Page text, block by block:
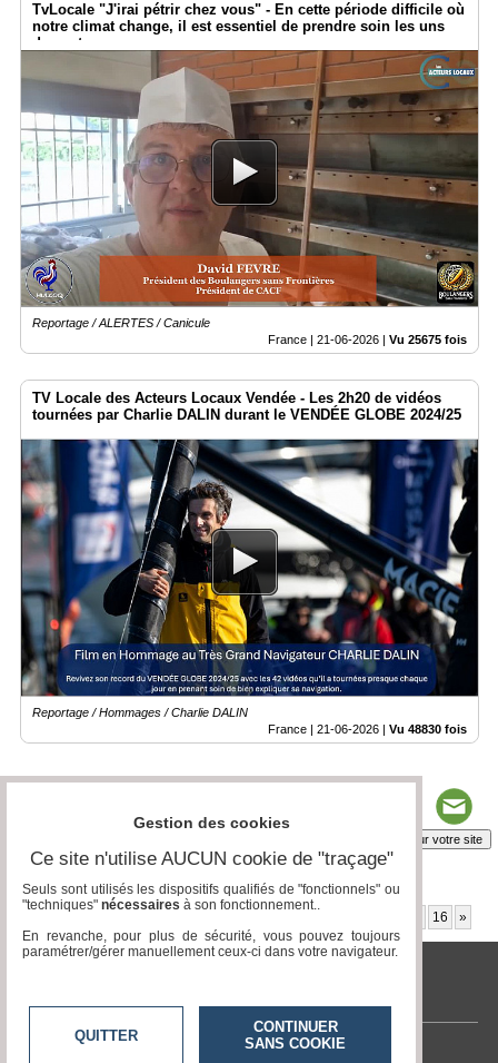
TvLocale "J'irai pétrir chez vous" - ​En cette période difficile où
notre climat change, il est essentiel de prendre soin les uns
des autres.
Reportage / ALERTES / Canicule
France | 21-06-2026 Vu 25675 fois
TV Locale des Acteurs Locaux Vendée - Les 2h20 de vidéos
tournées par Charlie DALIN durant le VENDÉE GLOBE 2024/25
Reportage / Hommages / Charlie DALIN
France | 21-06-2026 | Vu 48830 fois
Insérez sur votre site
Page 1 / 61 16 »
tvlocale.fr
Gestion des cookies
Ce site n'utilise AUCUN cookie de "traçage"
Seuls sont utilisés les dispositifs qualifiés de "fonctionnels" ou
"techniques" nécessaires à son fonctionnement..
En revanche, pour plus de sécurité, vous pouvez toujours
paramétrer/gérer manuellement ceux-ci dans votre navigateur.
QUITTER
CONTINUER
SANS COOKIE